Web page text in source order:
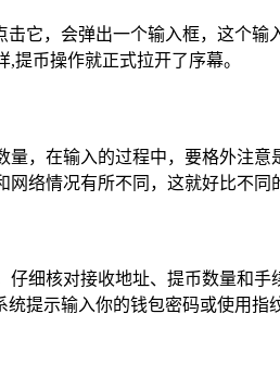
它，会弹出一个输入框，这个
提币操作就正式拉开了序幕。
，在输入的过程中，要格外注
络情况有所不同，这就好比不同
细核对接收地址、提币数量和
提示输入你的钱包密码或使用